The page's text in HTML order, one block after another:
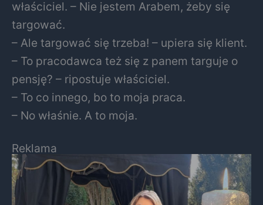
właściciel. – Nie jestem Arabem, żeby się
targować.
– Ale targować się trzeba! – upiera się klient.
– To pracodawca też się z panem targuje o
pensję? – ripostuje właściciel.
– To co innego, bo to moja praca.
– No właśnie. A to moja.
Reklama